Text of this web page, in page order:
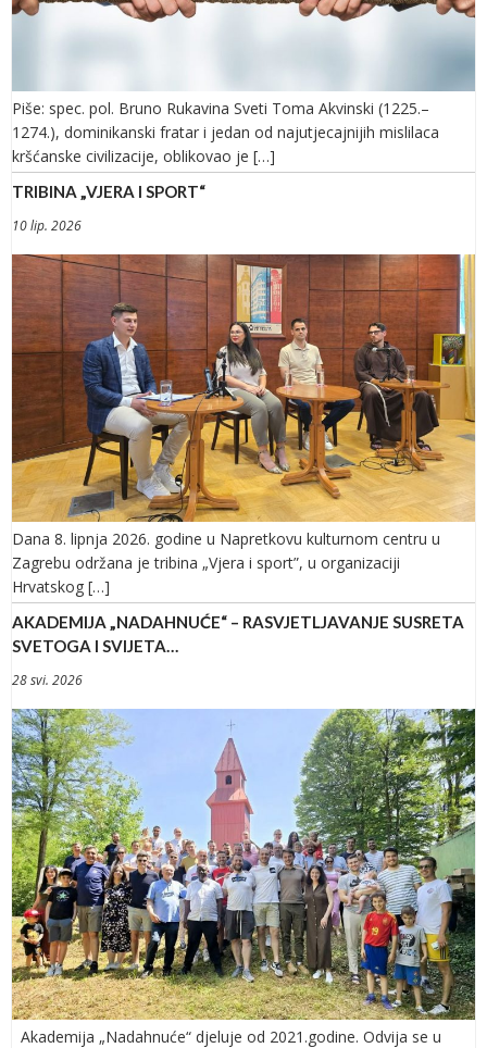
Piše: spec. pol. Bruno Rukavina Sveti Toma Akvinski (1225.–
1274.), dominikanski fratar i jedan od najutjecajnijih mislilaca
kršćanske civilizacije, oblikovao je […]
TRIBINA „VJERA I SPORT“
10 lip. 2026
Dana 8. lipnja 2026. godine u Napretkovu kulturnom centru u
Zagrebu održana je tribina „Vjera i sport”, u organizaciji
Hrvatskog […]
AKADEMIJA „NADAHNUĆE“ – RASVJETLJAVANJE SUSRETA
SVETOGA I SVIJETA…
28 svi. 2026
Akademija „Nadahnuće“ djeluje od 2021.godine. Odvija se u